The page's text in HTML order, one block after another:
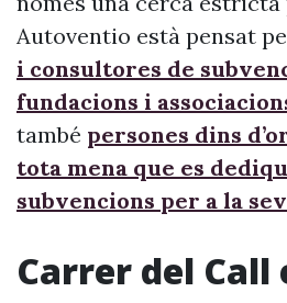
Autoventio està pensat
i consultores de
fundacions i
també persones dins
tota mena que es
subvencions per a la
Carrer del Call